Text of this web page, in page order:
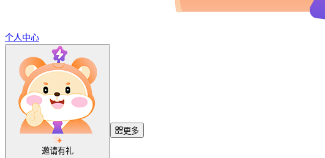
个人中心
邀请有礼
更多